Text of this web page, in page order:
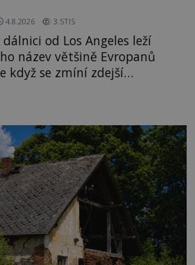
4.8.2026 3.5TIS
od Los Angeles leží
název většině Evropanů
když se zmíní zdejší
vyroste na
sadu pomerančovníků.
lidí ročně. A ač je
někteří z